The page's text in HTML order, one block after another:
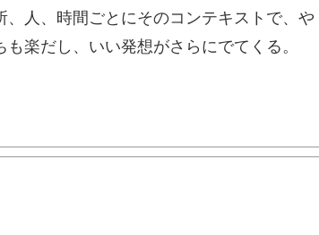
人、時間ごとにそのコンテキストで、や
楽だし、いい発想がさらにでてくる。